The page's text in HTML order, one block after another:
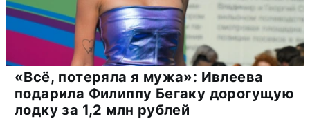
«Всё, потеряла я мужа»: Ивлеева
подарила Филиппу Бегаку дорогущую
лодку за 1,2 млн рублей